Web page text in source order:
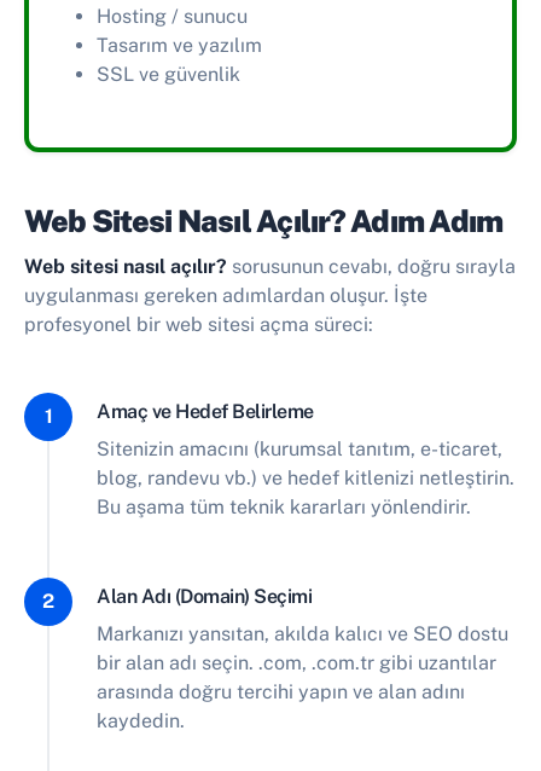
Hosting / sunucu
Tasarım ve yazılım
SSL ve güvenlik
Web Sitesi Nasıl Açılır? Adım Adım
Web sitesi nasıl açılır? sorusunun cevabı, doğru sırayla
uygulanması gereken adımlardan oluşur. İşte
profesyonel bir web sitesi açma süreci:
1
Amaç ve Hedef Belirleme
Sitenizin amacını (kurumsal tanıtım, e-ticaret,
blog, randevu vb.) ve hedef kitlenizi netleştirin.
Bu aşama tüm teknik kararları yönlendirir.
2
Alan Adı (Domain) Seçimi
Markanızı yansıtan, akılda kalıcı ve SEO dostu
bir alan adı seçin. .com, .com.tr gibi uzantılar
arasında doğru tercihi yapın ve alan adını
kaydedin.